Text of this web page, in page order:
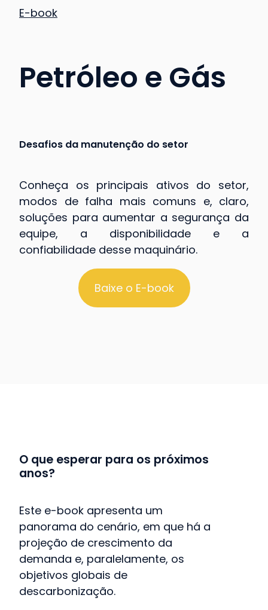
E-book
Petróleo e Gás
Desafios da manutenção do setor
Conheça os principais ativos do setor,
modos de falha mais comuns e, claro,
soluções para aumentar a segurança da
equipe, a disponibilidade e a
confiabilidade desse maquinário.
Baixe o E-book
O que esperar para os próximos
anos?
Este e-book apresenta um
panorama do cenário, em que há a
projeção de crescimento da
demanda e, paralelamente, os
objetivos globais de
descarbonização.